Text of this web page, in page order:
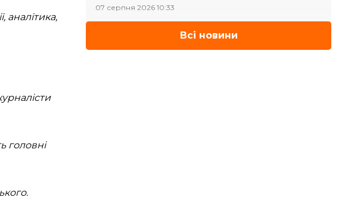
аналітика,
головні
07 серпня 2026 10:33
Всі новини